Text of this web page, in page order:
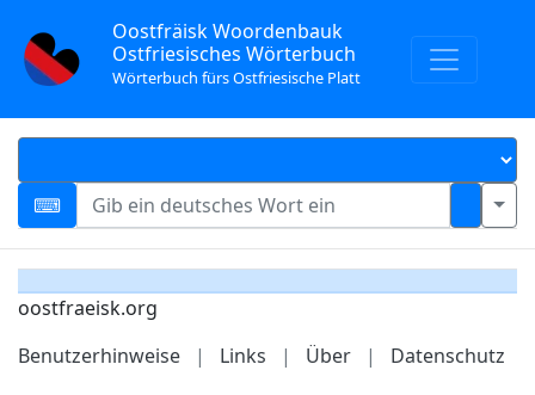
Oostfräisk Woordenbauk
Ostfriesisches Wörterbuch
Wörterbuch fürs Ostfriesische Platt
oostfraeisk.org
Benutzerhinweise
| Links | Über | Datenschutz